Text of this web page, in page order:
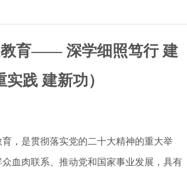
教育—— 深学细照笃行 建
践 建新功）
，是贯彻落实党的二十大精神的重大举
血肉联系、推动党和国家事业发展，具有